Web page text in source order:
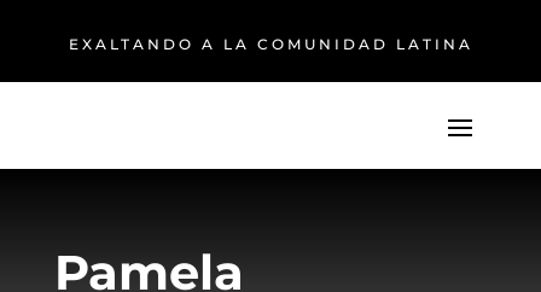
EXALTANDO A LA COMUNIDAD LATINA
Pamela